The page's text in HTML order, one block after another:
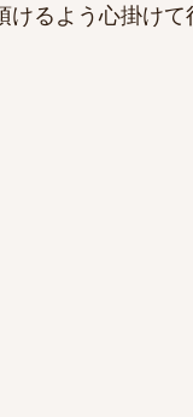
るよう心掛けて